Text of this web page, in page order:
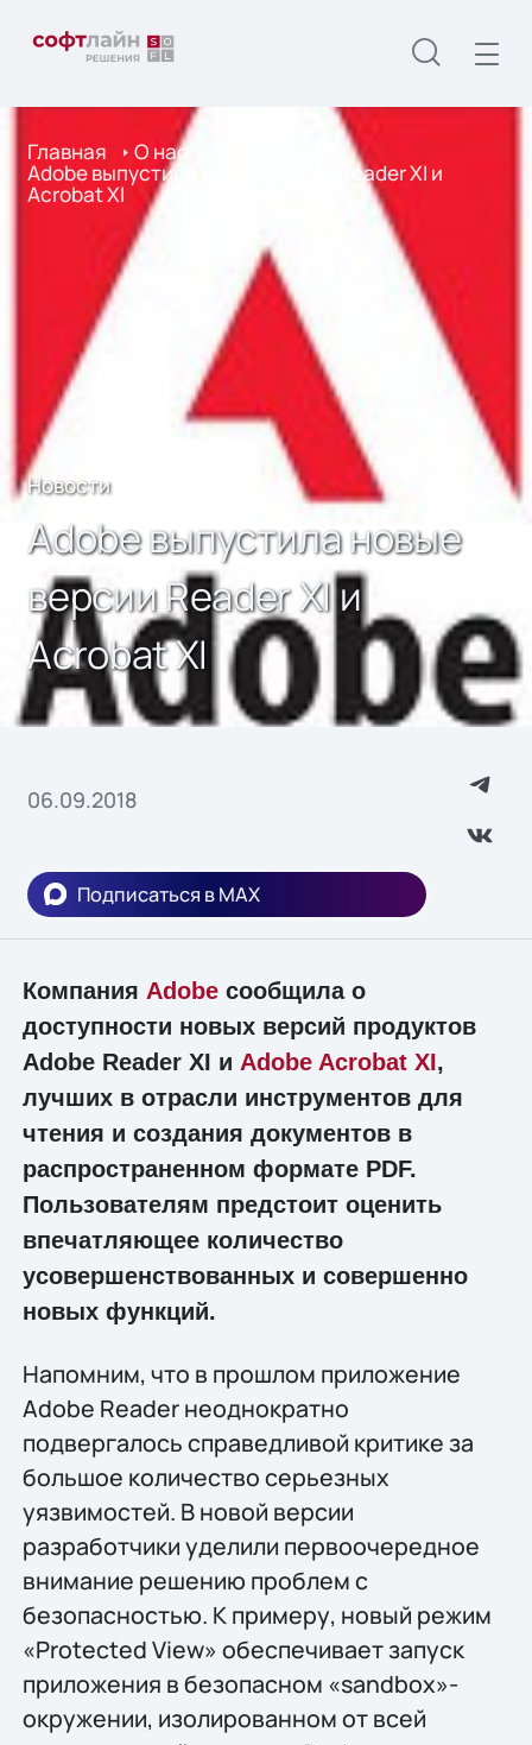
Главная О нас
Adobe выпустила новые версии Reader XI и
Acrobat XI
Новости
Adobe выпустила новые
версии Reader XI и
Acrobat XI
06.09.2018
Подписаться в MAX
Компания Adobeсообщила о
доступности новых версий продуктов
Adobe Reader XI и Adobe Acrobat XI,
лучших в отрасли инструментов для
чтения и создания документов в
распространенном формате PDF.
Пользователям предстоит оценить
впечатляющее количество
усовершенствованных и совершенно
новых функций.
Напомним, что в прошлом приложение
Adobe Reader неоднократно
подвергалось справедливой критике за
большое количество серьезных
уязвимостей. В новой версии
разработчики уделили первоочередное
внимание решению проблем с
безопасностью. К примеру, новый режим
«Protected View» обеспечивает запуск
приложения в безопасном «sandbox»-
окружении, изолированном от всей